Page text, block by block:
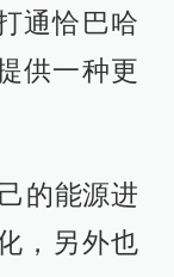
通恰巴哈
供一种更
的能源进
，另外也